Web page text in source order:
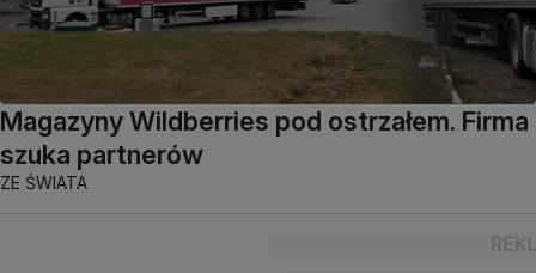
Magazyny Wildberries pod ostrzałem. Firma
szuka partnerów
ZE ŚWIATA